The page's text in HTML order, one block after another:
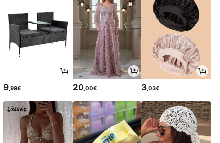
9 ,99€ 20 ,00€ 3 ,03€